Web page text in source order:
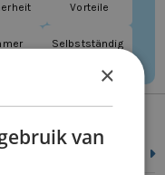
Vorteile
Selbstständig
×
van